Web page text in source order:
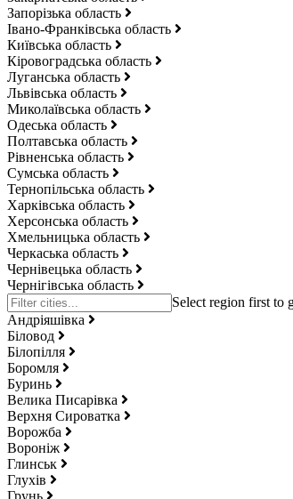
Запорізька область
Івано-Франківська область
Київська область
Кіровоградська область
Луганська область
Львівська область
Миколаївська область
Одеська область
Полтавська область
Рівненська область
Сумська область
Тернопільська область
Харківська область
Херсонська область
Хмельницька область
Черкаська область
Чернівецька область
Чернігівська область
Андріяшівка
Біловод
Білопілля
Боромля
Буринь
Велика Писарівка
Верхня Сироватка
Ворожба
Вороніж
Глинськ
Глухів
Грунь